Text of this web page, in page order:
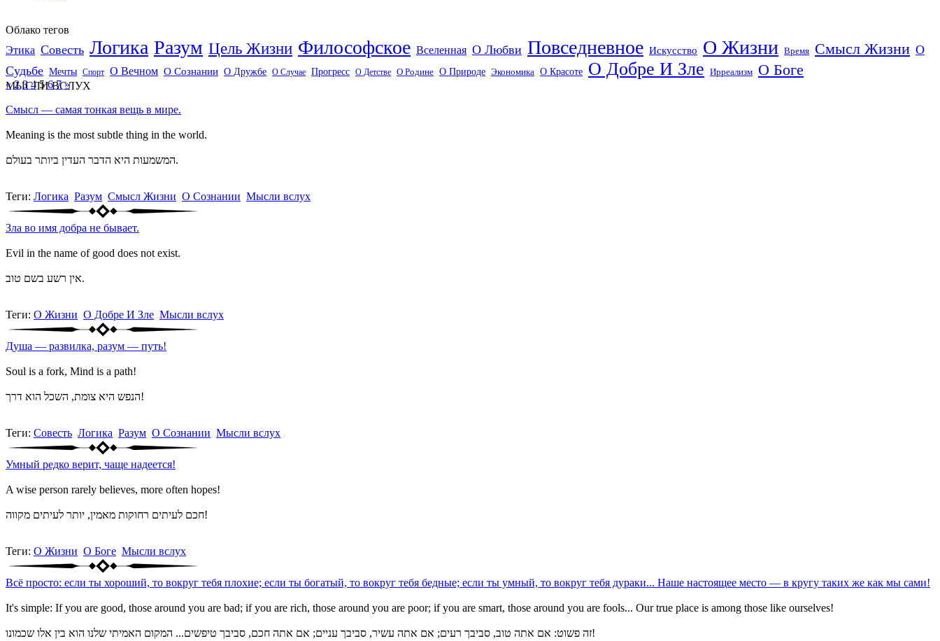
Облако тегов
Этика Совесть Логика Разум Цель Жизни Философское Вселенная О Любви Повседневное Искусство О Жизни Время Смысл Жизни О
Судьбе Мечты Спорт О Вечном О Сознании О Дружбе О Случае Прогресс О Детстве О Родине О Природе Экономика О Красоте О Добре И Зле Ирреализм О Боге
МЫСЛИ ВСЛУХ
« 2 3 4 5 6 7 »
Смысл — самая тонкая вещь в мире.
Meaning is the most subtle thing in the world.
המשמעות היא הדבר העדין ביותר בעולם.
Теги: Логика Разум Смысл Жизни О Сознании Мысли вслух
Зла во имя добра не бывает.
Evil in the name of good does not exist.
אין רשע בשם טוב.
Теги: О Жизни О Добре И Зле Мысли вслух
Душа — развилка, разум — путь!
Soul is a fork, Mind is a path!
הנפש היא צומת, השכל הוא דרך!
Теги: Совесть Логика Разум О Сознании Мысли вслух
Умный редко верит, чаще надеется!
A wise person rarely believes, more often hopes!
חכם לעיתים רחוקות מאמין, יותר לעיתים מקווה!
Теги: О Жизни О Боге Мысли вслух
Всё просто: если ты хороший, то вокруг тебя плохие; если ты богатый, то вокруг тебя бедные; если ты умный, то вокруг тебя дураки... Наше настоящее место — в кругу таких же как мы сами!
It's simple: If you are good, those around you are bad; if you are rich, those around you are poor; if you are smart, those around you are fools... Our true place is among those like ourselves!
זה פשוט: אם אתה טוב, סביבך רעים; אם אתה עשיר, סביבך עניים; אם אתה חכם, סביבך טיפשים... המקום האמיתי שלנו הוא בין אלו שכמונו!